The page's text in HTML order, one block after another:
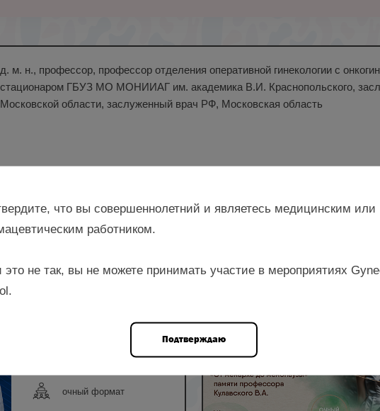
д. м. н., профессор, профессор отделения оперативной гинекологии с
стационаром ГБУЗ МО МОНИИАГ им. академика В.И. Краснопольского,
Московской области, заслуженный врач РФ, Московская область
Шакая М.Н., Пушкарь Д.Ю.,
очный формат
5 НМО
что вы совершеннолетний и являетесь медицинским или
работником.
это не так, вы не можете принимать участие в мероприятиях
Подтверждаю